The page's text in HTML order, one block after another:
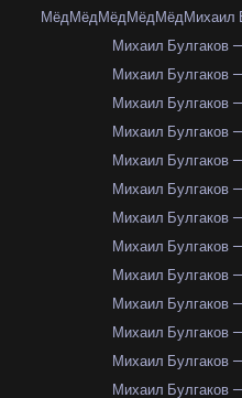
МёдМёдМёдМёдМёдМихаил
Михаил Булгаков
Михаил Булгаков
Михаил Булгаков
Михаил Булгаков
Михаил Булгаков
Михаил Булгаков
Михаил Булгаков
Михаил Булгаков
Михаил Булгаков
Михаил Булгаков
Михаил Булгаков
Михаил Булгаков
Михаил Булгаков